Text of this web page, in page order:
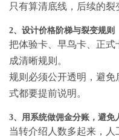
只有算清底线，后续的裂
2、设计价格阶梯与裂变规则
把体验卡、早鸟卡、正
成清晰规则。
规则必须公开透明，避
式都要提前说明。
3、用系统做佣金分账，避免
当转介绍人数多起来，